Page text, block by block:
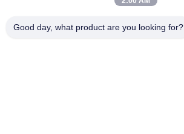
Good day, what product are you looking for?